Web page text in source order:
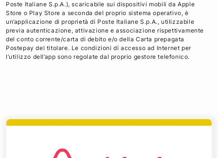
Poste Italiane S.p.A.), scaricabile sui dispositivi mobili da Apple
Store o Play Store a seconda del proprio sistema operativo, è
un’applicazione di proprietà di Poste Italiane S.p.A., utilizzabile
previa autenticazione, attivazione e associazione rispettivamente
del conto corrente/carta di debito e/o della Carta prepagata
Postepay del titolare. Le condizioni di accesso ad Internet per
l’utilizzo dell’app sono regolate dal proprio gestore telefonico.